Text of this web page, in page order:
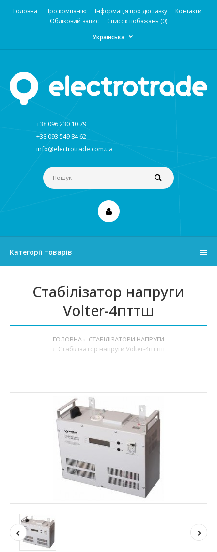
Головна Про компанію Інформація про доставку
Контакти
Обліковий запис
Список побажань (0)
Українська
+38 096 230 10 79
+38 093 549 84 62
info@electrotrade.com.ua
Категорії товарів
Стабілізатор напруги
Volter-4пттш
ГОЛОВНА
СТАБІЛІЗАТОРИ НАПРУГИ
Стабілізатор напруги Volter-4пттш